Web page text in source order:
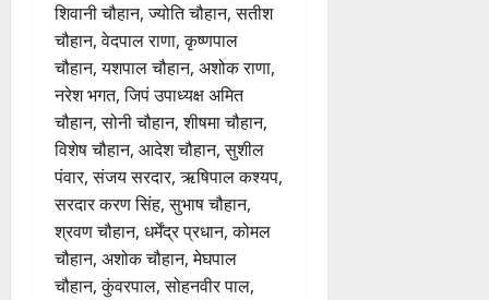
शिवानी चौहान, ज्योति चौहान, सतीश
चौहान, वेदपाल राणा, कृष्णपाल
चौहान, यशपाल चौहान, अशोक राणा,
नरेश भगत, जिपं उपाध्यक्ष अमित
चौहान, सोनी चौहान, शीषमा चौहान,
विशेष चौहान, आदेश चौहान, सुशील
पंवार, संजय सरदार, ऋषिपाल कश्यप,
सरदार करण सिंह, सुभाष चौहान,
श्रवण चौहान, धर्मेंद्र प्रधान, कोमल
चौहान, अशोक चौहान, मेघपाल
चौहान, कुंवरपाल, सोहनवीर पाल,